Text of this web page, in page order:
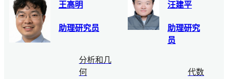
王高明
助理研究员
分析和几
何
汪建平
助理研究
员
代数